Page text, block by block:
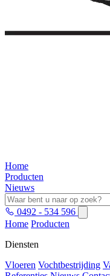
Home
Producten
Nieuws
0492 - 534 596
Home Producten
Diensten
Vloeren Vochtbestrijding